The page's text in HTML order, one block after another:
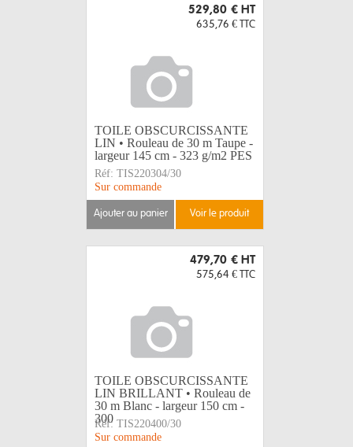
529,80 € HT
635,76 € TTC
TOILE OBSCURCISSANTE
LIN • Rouleau de 30 m Taupe -
largeur 145 cm - 323 g/m2 PES
Réf: TIS220304/30
Sur commande
ajouter au panier voir le produit
479,70 € HT
575,64 € TTC
TOILE OBSCURCISSANTE
LIN BRILLANT • Rouleau de
30 m Blanc - largeur 150 cm -
300
Réf: TIS220400/30
Sur commande